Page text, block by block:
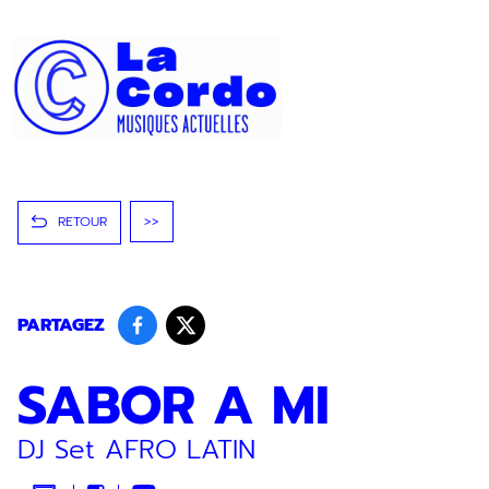
RETOUR >>
PARTAGEZ
SABOR A MI
DJ Set AFRO LATIN